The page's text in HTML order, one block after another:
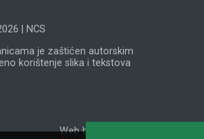
| NCS
je zaštićen autorskim
korištenje slika i tekstova
Web by: